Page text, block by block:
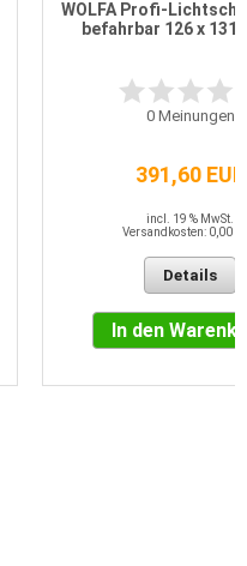
WOLFA Profi-
befahrbar 126 x 131
0Meinungen
391,60 EUR
incl. 19 % MwSt.
Versandkosten: 0,00
Details
In den